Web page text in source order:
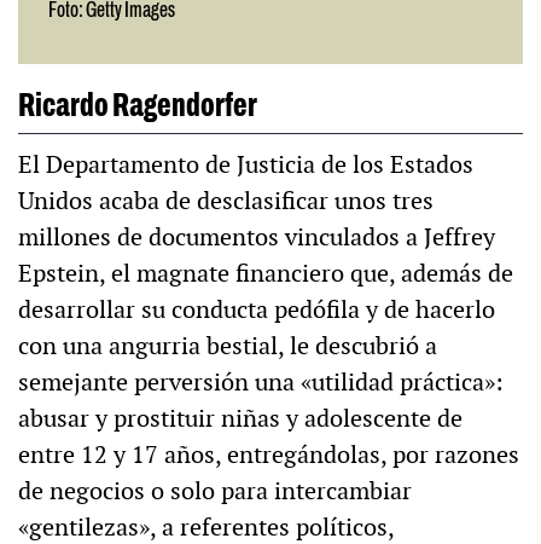
Foto: Getty Images
Ricardo Ragendorfer
El Departamento de Justicia de los Estados
Unidos acaba de desclasificar unos tres
millones de documentos vinculados a Jeffrey
Epstein, el magnate financiero que, además de
desarrollar su conducta pedófila y de hacerlo
con una angurria bestial, le descubrió a
semejante perversión una «utilidad práctica»:
abusar y prostituir niñas y adolescente de
entre 12 y 17 años, entregándolas, por razones
de negocios o solo para intercambiar
«gentilezas», a referentes políticos,